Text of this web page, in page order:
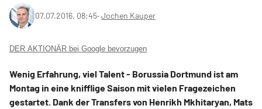
07.07.2016, 08:45‧ Jochen Kauper
DER AKTIONÄR bei Google bevorzugen
Wenig Erfahrung, viel Talent - Borussia Dortmund ist am
Montag in eine knifflige Saison mit vielen Fragezeichen
gestartet. Dank der Transfers von Henrikh Mkhitaryan, Mats